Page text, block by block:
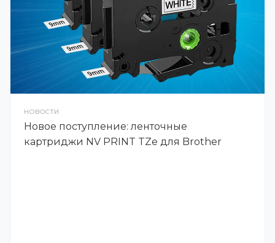
НОВОСТИ
Новое поступление: ленточные
картриджи NV PRINT TZe для Brother